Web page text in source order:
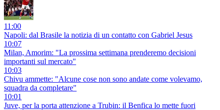
11:00
Napoli: dal Brasile la notizia di un contatto con Gabriel Jesus
10:07
Milan, Amorim: "La prossima settimana prenderemo decisioni
importanti sul mercato"
10:03
Chivu ammette: "Alcune cose non sono andate come volevamo,
squadra da completare"
10:01
Juve, per la porta attenzione a Trubin: il Benfica lo mette fuori